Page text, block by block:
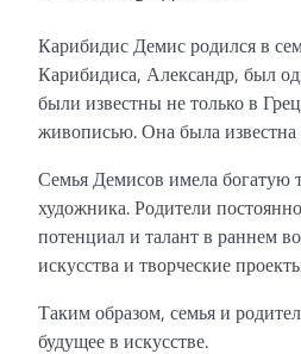
Карибидис Демис родился в
Карибидиса, Александр, был
были известны не только в
живописью. Она была
Семья Демисов имела богатую
художника. Родители
потенциал и талант в раннем
искусства и творческие
Таким образом, семья и
будущее в искусстве.